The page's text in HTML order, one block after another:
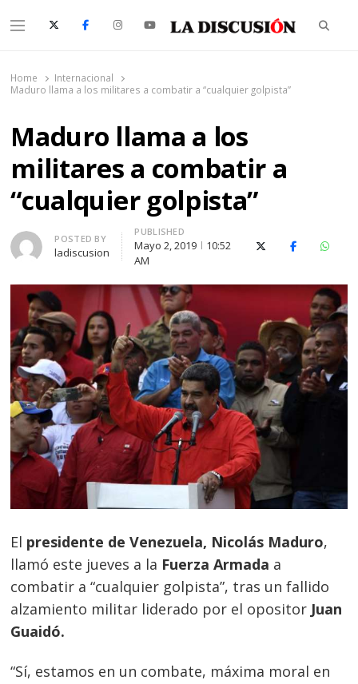
Menu
Home
Internacional
Maduro llama a los militares a combatir a “cualquier golpista”
Maduro llama a los
militares a combatir a
“cualquier golpista”
Author
POSTED BY
ladiscusion
PUBLISHED
Mayo 2, 2019
10:52
AM
X (Twitter)Facebook
El presidente de Venezuela, Nicolás Maduro,
llamó este jueves a la Fuerza Armada a
combatir a “cualquier golpista”, tras un fallido
alzamiento militar liderado por el opositor Juan
Guaidó.
“Sí, estamos en un combate, máxima moral en